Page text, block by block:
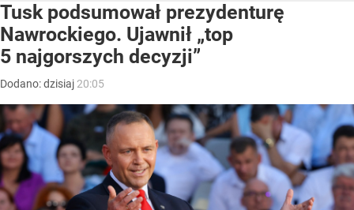
Tusk podsumował prezydenturę
Nawrockiego. Ujawnił „top
5 najgorszych decyzji”
Dodano:dzisiaj 20:05